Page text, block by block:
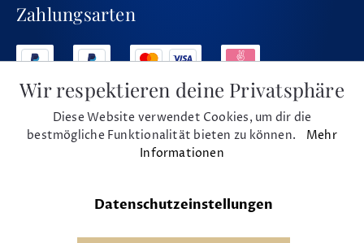
Zahlungsarten
Social Media
Wir respektieren deine Privatsphäre
Diese Website verwendet Cookies, um dir die
bestmögliche Funktionalität bieten zu können. Mehr
Informationen
Datenschutzeinstellungen